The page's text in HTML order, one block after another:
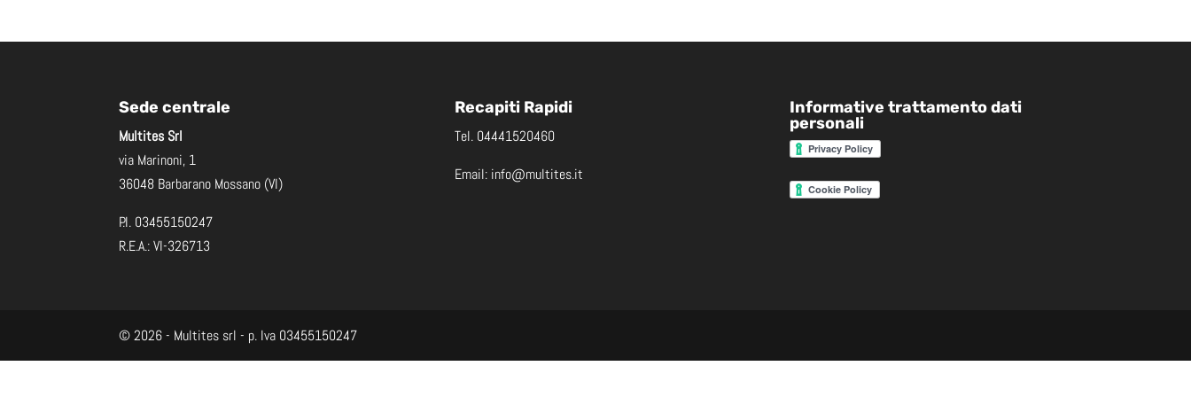
Sede centrale
Multites Srl
via Marinoni, 1
36048 Barbarano Mossano (VI)
P.I. 03455150247
R.E.A.: VI-326713
Recapiti Rapidi
Tel. 04441520460
Email: info@multites.it
Informative trattamento dati
personali
©2026- Multites srl - p. Iva 03455150247